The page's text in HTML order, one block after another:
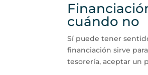
cuándo no
Sí puede tener
financiación sirve
tesorería, aceptar un